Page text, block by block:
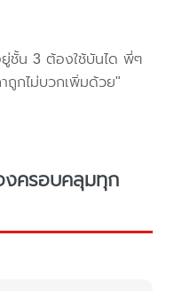
ชั้น 3 ต้องใช้บันได พี่ๆ
าถูกไม่บวกเพิ่มด้วย"
งครอบคลุมทุก